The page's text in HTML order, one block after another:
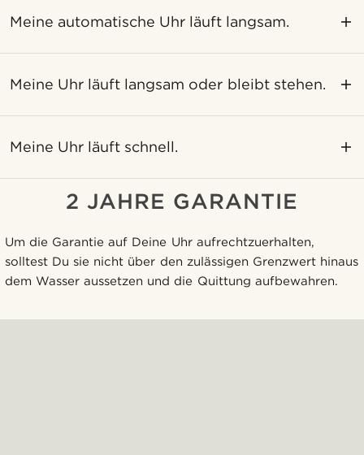
Meine automatische Uhr läuft langsam.
Meine Uhr läuft langsam oder bleibt stehen.
Meine Uhr läuft schnell.
2 JAHRE GARANTIE
Um die Garantie auf Deine Uhr aufrechtzuerhalten,
solltest Du sie nicht über den zulässigen Grenzwert hinaus
dem Wasser aussetzen und die Quittung aufbewahren.